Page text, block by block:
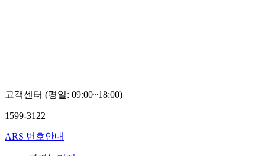
고객센터 (평일: 09:00~18:00)
1599-3122
ARS 번호안내